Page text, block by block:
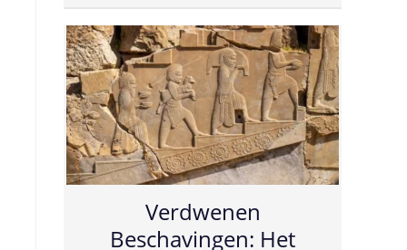
Verdwenen
Beschavingen: Het